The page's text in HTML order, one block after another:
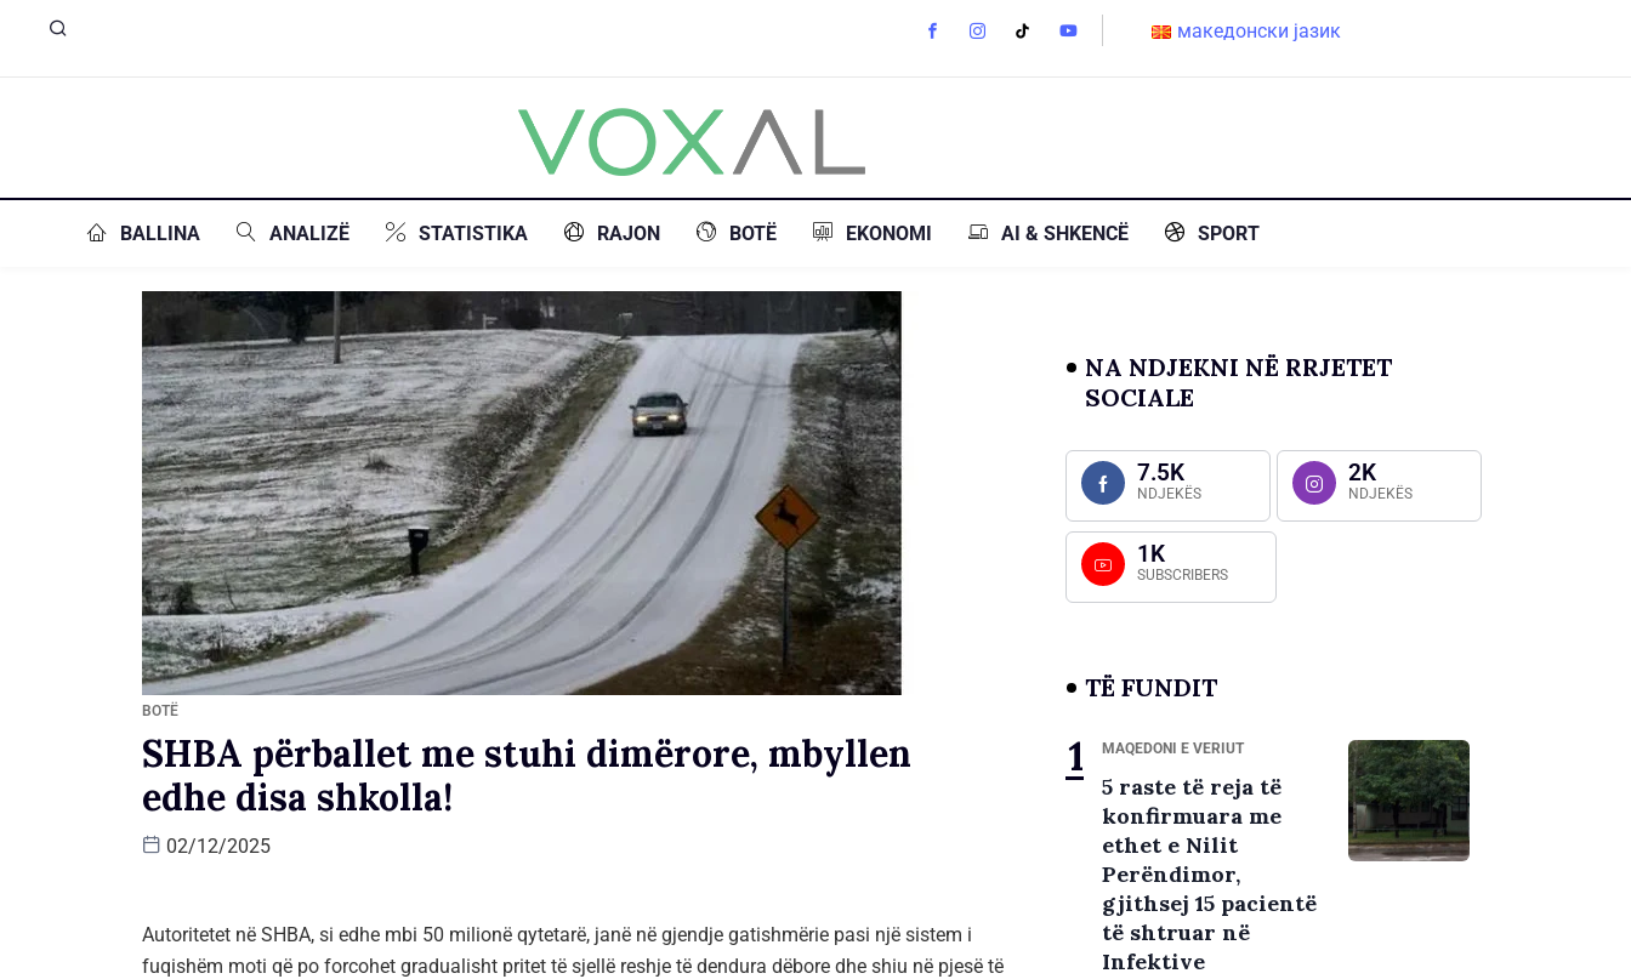
македонски јазик
BALLINA ANALIZË STATISTIKA RAJON BOTË EKONOMI AI & SHKENCË SPORT
BOTË
SHBA përballet me stuhi dimërore, mbyllen
edhe disa shkolla!
02/12/2025
Autoritetet në SHBA, si edhe mbi 50 milionë qytetarë, janë në gjendje gatishmërie pasi një sistem i
fuqishëm moti që po forcohet gradualisht pritet të sjellë reshje të dendura dëbore dhe shiu në pjesë të
NA NDJEKNI NË RRJETET
SOCIALE
7.5K
NDJEKËS
2K
NDJEKËS
1K
SUBSCRIBERS
TË FUNDIT
MAQEDONI E VERIUT
5 raste të reja të
konfirmuara me
ethet e Nilit
Perëndimor,
gjithsej 15 pacientë
të shtruar në
Infektive